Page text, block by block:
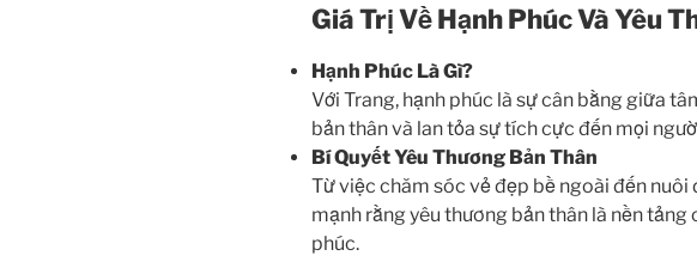
Giá Trị Về Hạnh Phúc Và Yêu
Hạnh Phúc Là Gì?
Với Trang, hạnh phúc là sự cân bằng giữa
bản thân và lan tỏa sự tích cực đến mọi
Bí Quyết Yêu Thương Bản Thân
Từ việc chăm sóc vẻ đẹp bề ngoài đến nuôi
mạnh rằng yêu thương bản thân là nền tảng
phúc.